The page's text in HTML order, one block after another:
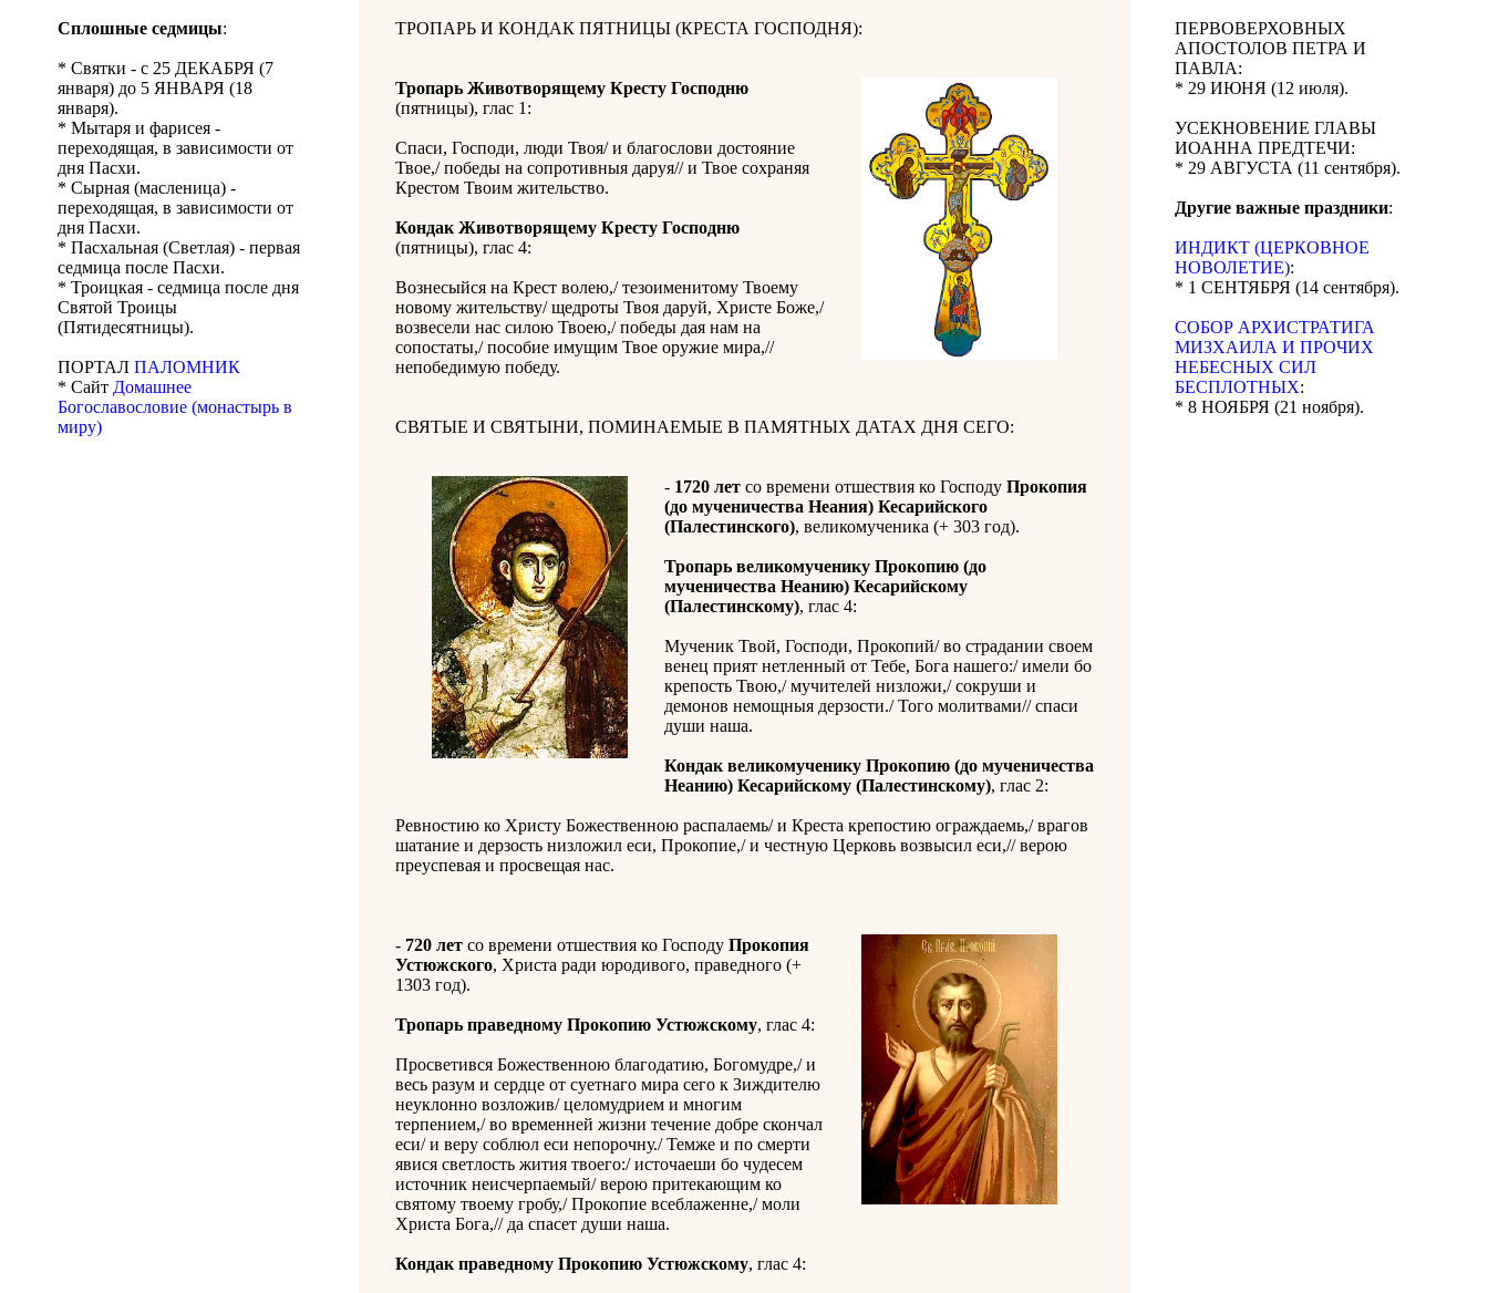
Сплошные седмицы:
* Святки - с 25 ДЕКАБРЯ (7
января) до 5 ЯНВАРЯ (18
января).
* Мытаря и фарисея -
переходящая, в зависимости от
дня Пасхи.
* Сырная (масленица) -
переходящая, в зависимости от
дня Пасхи.
* Пасхальная (Светлая) - первая
седмица после Пасхи.
* Троицкая - седмица после дня
Святой Троицы
(Пятидесятницы).
ПОРТАЛ ПАЛОМНИК
* Сайт Домашнее
Богославословие (монастырь в
миру)
ТРОПАРЬ И КОНДАК ПЯТНИЦЫ (КРЕСТА ГОСПОДНЯ):
Тропарь Животворящему Кресту Господню
(пятницы), глас 1:
Спаси, Господи, люди Твоя/ и благослови достояние
Твое,/ победы на сопротивныя даруя// и Твое сохраняя
Крестом Твоим жительство.
Кондак Животворящему Кресту Господню
(пятницы), глас 4:
Вознесыйся на Крест волею,/ тезоименитому Твоему
новому жительству/ щедроты Твоя даруй, Христе Боже,/
возвесели нас силою Твоею,/ победы дая нам на
сопостаты,/ пособие имущим Твое оружие мира,//
непобедимую победу.
СВЯТЫЕ И СВЯТЫНИ, ПОМИНАЕМЫЕ В ПАМЯТНЫХ ДАТАХ ДНЯ СЕГО:
- 1720 лет со времени отшествия ко Господу Прокопия
(до мученичества Неания) Кесарийского
(Палестинского), великомученика (+ 303 год).
Тропарь великомученику Прокопию (до
мученичества Неанию) Кесарийскому
(Палестинскому), глас 4:
Мученик Твой, Господи, Прокопий/ во страдании своем
венец прият нетленный от Тебе, Бога нашего:/ имели бо
крепость Твою,/ мучителей низложи,/ сокруши и
демонов немощныя дерзости./ Того молитвами// спаси
души наша.
Кондак великомученику Прокопию (до мученичества
Неанию) Кесарийскому (Палестинскому), глас 2:
Ревностию ко Христу Божественною распалаемь/ и Креста крепостию ограждаемь,/ врагов
шатание и дерзость низложил еси, Прокопие,/ и честную Церковь возвысил еси,// верою
преуспевая и просвещая нас.
- 720 лет со времени отшествия ко Господу Прокопия
Устюжского, Христа ради юродивого, праведного (+
1303 год).
Тропарь праведному Прокопию Устюжскому, глас 4:
Просветився Божественною благодатию, Богомудре,/ и
весь разум и сердце от суетнаго мира сего к Зиждителю
неуклонно возложив/ целомудрием и многим
терпением,/ во временней жизни течение добре скончал
еси/ и веру соблюл еси непорочну./ Темже и по смерти
явися светлость жития твоего:/ источаеши бо чудесем
источник неисчерпаемый/ верою притекающим ко
святому твоему гробу,/ Прокопие всеблаженне,/ моли
Христа Бога,// да спасет души наша.
Кондак праведному Прокопию Устюжскому, глас 4:
ПЕРВОВЕРХОВНЫХ
АПОСТОЛОВ ПЕТРА И
ПАВЛА:
* 29 ИЮНЯ (12 июля).
УСЕКНОВЕНИЕ ГЛАВЫ
ИОАННА ПРЕДТЕЧИ:
* 29 АВГУСТА (11 сентября).
Другие важные праздники:
ИНДИКТ (ЦЕРКОВНОЕ
НОВОЛЕТИЕ):
* 1 СЕНТЯБРЯ (14 сентября).
CОБОР АРХИСТРАТИГА
МИЗХАИЛА И ПРОЧИХ
НЕБЕСНЫХ СИЛ
БЕСПЛОТНЫХ:
* 8 НОЯБРЯ (21 ноября).